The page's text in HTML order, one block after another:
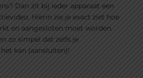
Dan zit bij ieder apparaat een
Hierin zie je exact ziet hoe
en aangesloten moet worden.
zo simpel dat zelfs je
kan (aansluiten)!